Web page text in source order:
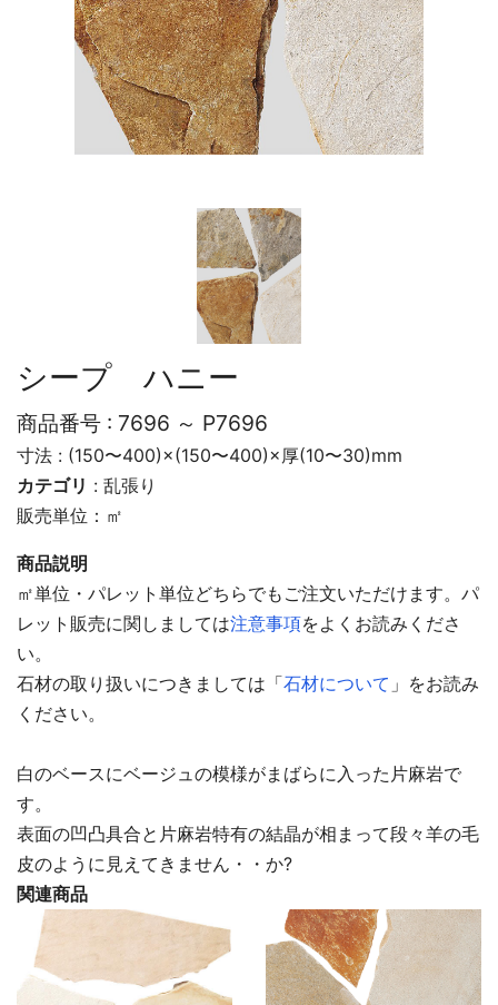
シープ ハニー
商品番号 : 7696 ～ P7696
寸法 : (150〜400)×(150〜400)×厚(10〜30)mm
カテゴリ : 乱張り
販売単位：㎡
商品説明
㎡単位・パレット単位どちらでもご注文いただけます。パ
レット販売に関しましては注意事項をよくお読みくださ
い。
石材の取り扱いにつきましては「石材について 」をお読み
ください。
白のベースにベージュの模様がまばらに入った片麻岩で
す。
表面の凹凸具合と片麻岩特有の結晶が相まって段々羊の毛
皮のように見えてきません・・か?
関連商品